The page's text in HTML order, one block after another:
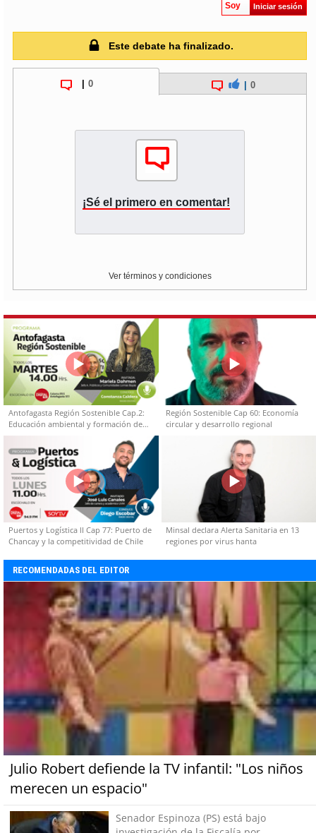
Soy Iniciar sesión
Este debate ha finalizado.
0 0
¡Sé el primero en comentar!
Ver términos y condiciones
Antofagasta Región Sostenible Cap.2:
Educación ambiental y formación de
capacidades técnicas
Región Sostenible Cap 60: Economía
circular y desarrollo regional
Puertos y Logística II Cap 77: Puerto de
Chancay y la competitividad de Chile
Minsal declara Alerta Sanitaria en 13
regiones por virus hanta
RECOMENDADAS DEL EDITOR
Julio Robert defiende la TV infantil: "Los niños
merecen un espacio"
Senador Espinoza (PS) está bajo